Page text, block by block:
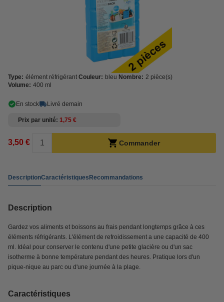
Type: élément réfrigérant Couleur: bleu Nombre: 2 pièce(s)
Volume: 400 ml
En stock Livré demain
Prix par unité 1,75 €
3,50 € Commander
DescriptionCaractéristiquesRecommandations
Description
Gardez vos aliments et boissons au frais pendant longtemps grâce à ces
éléments réfrigérants. L'élément de refroidissement a une capacité de 400
ml. Idéal pour conserver le contenu d'une petite glacière ou d'un sac
isotherme à bonne température pendant des heures. Pratique lors d'un
pique-nique au parc ou d'une journée à la plage.
Caractéristiques